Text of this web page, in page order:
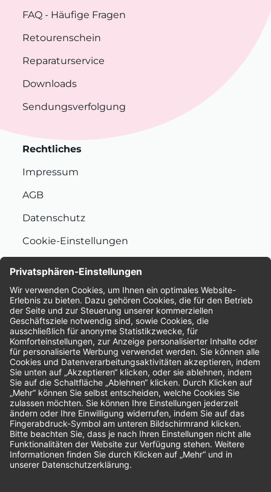
FAQ - Häufige Fragen
Retourenschein
Reparaturservice
Downloads
Sendungsverfolgung
Rechtliches
Impressum
AGB
Datenschutz
Cookie-Einstellungen
Bewertungen